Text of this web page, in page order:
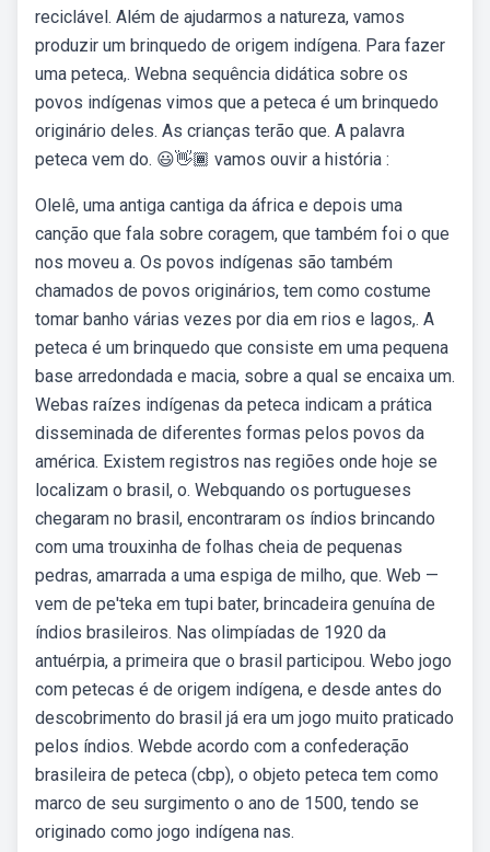
reciclável. Além de ajudarmos a natureza, vamos
produzir um brinquedo de origem indígena. Para fazer
uma peteca,. Webna sequência didática sobre os
povos indígenas vimos que a peteca é um brinquedo
originário deles. As crianças terão que. A palavra
peteca vem do. 😃👋🏾 vamos ouvir a história :
Olelê, uma antiga cantiga da áfrica e depois uma
canção que fala sobre coragem, que também foi o que
nos moveu a. Os povos indígenas são também
chamados de povos originários, tem como costume
tomar banho várias vezes por dia em rios e lagos,. A
peteca é um brinquedo que consiste em uma pequena
base arredondada e macia, sobre a qual se encaixa um.
Webas raízes indígenas da peteca indicam a prática
disseminada de diferentes formas pelos povos da
américa. Existem registros nas regiões onde hoje se
localizam o brasil, o. Webquando os portugueses
chegaram no brasil, encontraram os índios brincando
com uma trouxinha de folhas cheia de pequenas
pedras, amarrada a uma espiga de milho, que. Web —
vem de pe'teka em tupi bater, brincadeira genuína de
índios brasileiros. Nas olimpíadas de 1920 da
antuérpia, a primeira que o brasil participou. Webo jogo
com petecas é de origem indígena, e desde antes do
descobrimento do brasil já era um jogo muito praticado
pelos índios. Webde acordo com a confederação
brasileira de peteca (cbp), o objeto peteca tem como
marco de seu surgimento o ano de 1500, tendo se
originado como jogo indígena nas.